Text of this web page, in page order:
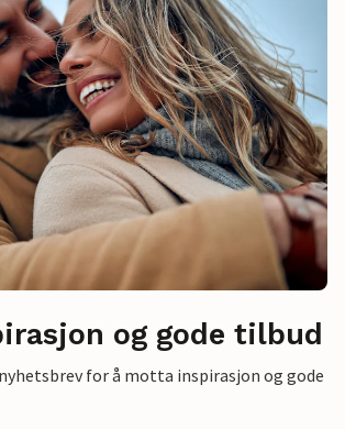
og gode tilbud
for å motta inspirasjon og gode